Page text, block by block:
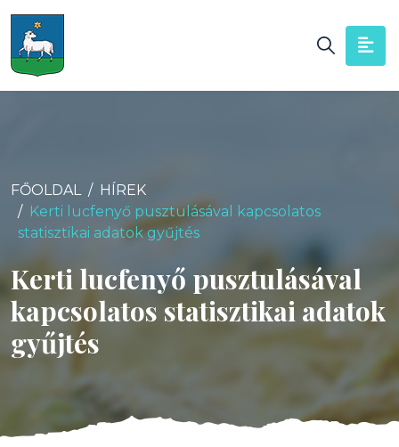
FŐOLDAL
HÍREK
Kerti lucfenyő pusztulásával kapcsolatos
statisztikai adatok gyűjtés
Kerti lucfenyő pusztulásával
kapcsolatos statisztikai adatok
gyűjtés